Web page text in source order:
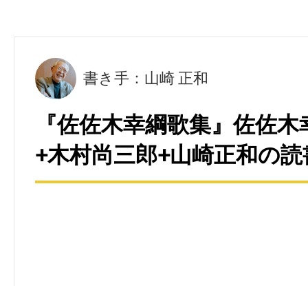
書き手：山崎 正和
『佐佐木幸綱歌集』佐佐
+木村尚三郎+山崎正和の